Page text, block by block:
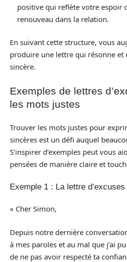
positive qui reflète votre espoir
renouveau dans la relation.
En suivant cette structure, vous
produire une lettre qui résonne
sincère.
Exemples de lettres
les mots justes
Trouver les mots justes pour
sincères est un défi auquel
S’inspirer d’exemples peut vous
pensées de manière claire et
Exemple 1 : La lettre
« Cher Simon,
Depuis notre dernière
à mes paroles et au mal que j’ai
de ne pas avoir respecté ta